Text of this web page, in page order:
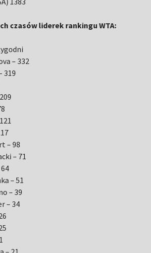
czasów liderek rankingu WTA:
– 332
319
– 98
– 71
– 51
– 39
– 34